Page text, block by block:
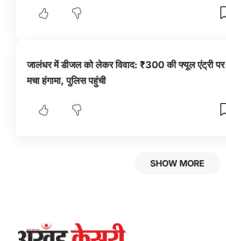
जालंधर में डीजल को लेकर विवाद: ₹300 की फ्यूल एंट्री पर
मचा हंगामा, पुलिस पहुंची
SHOW MORE